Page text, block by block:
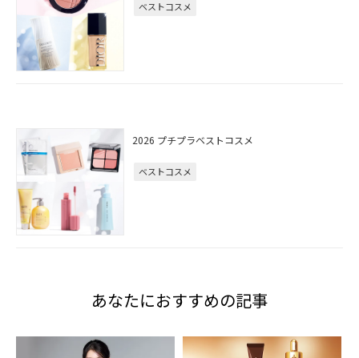
ベストコスメ
2026 プチプラベストコスメ
ベストコスメ
あなたにおすすめの記事